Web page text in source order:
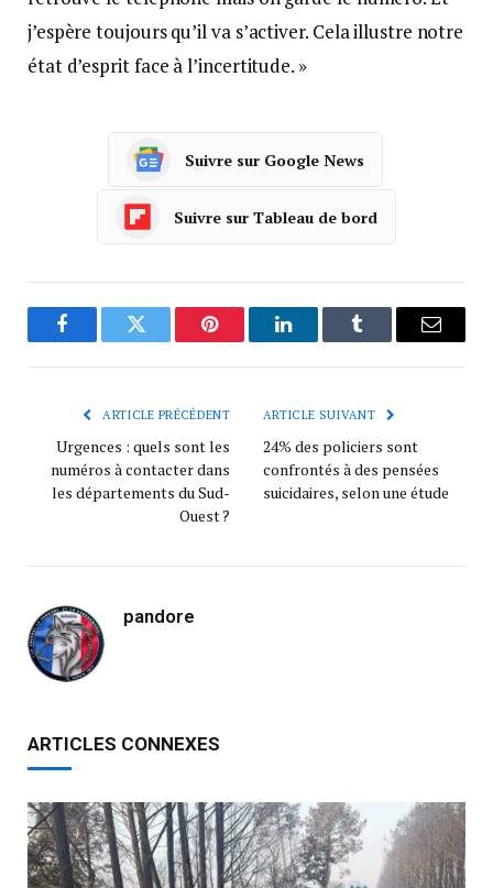
j’espère toujours qu’il va s’activer. Cela illustre notre
état d’esprit face à l’incertitude. »
Suivre sur Google News
Suivre sur Tableau de bord
FacebookTwitter Pinterest LinkedInTumblr
ARTICLE PRÉCÉDENT
Urgences : quels sont les
numéros à contacter dans
les départements du Sud-
Ouest ?
ARTICLE SUIVANT
24% des policiers sont
confrontés à des pensées
suicidaires, selon une étude
pandore
ARTICLES CONNEXES